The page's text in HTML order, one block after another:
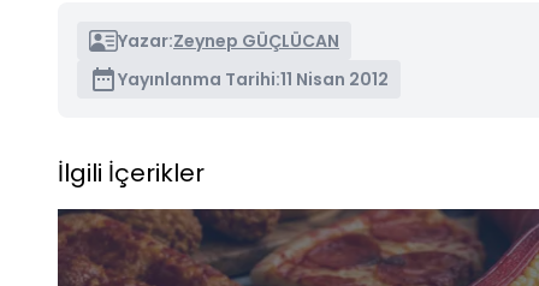
Yazar:Zeynep GÜÇLÜCAN
Yayınlanma Tarihi:11 Nisan 2012
İlgili İçerikler